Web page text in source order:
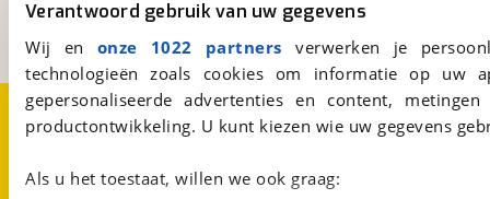
Verantwoord gebruik van uw gegevens
Wij en onze 1022 partners verwerken je
technologieën zoals cookies om informatie op
gepersonaliseerde advertenties en content,
productontwikkeling. U kunt kiezen wie uw gegevens
Als u het toestaat, willen we ook graag:
Een initiatief van
Over viaBOVAG.nlDisclaimer- en Privacyverklaring
CookievoorkeurenVacatures